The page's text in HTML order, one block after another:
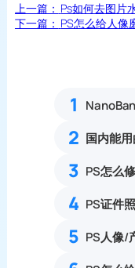
上一篇： Ps如何去图片
下一篇： PS怎么给人像
1
2
3
4
5